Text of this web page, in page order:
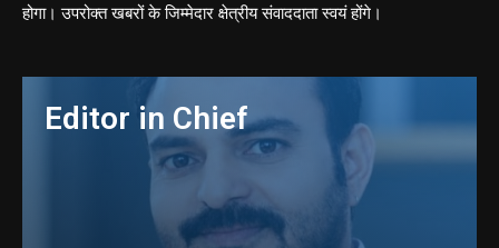
होगा। उपरोक्त खबरों के जिम्मेदार क्षेत्रीय संवाददाता स्वयं होंगे।
Editor in Chief